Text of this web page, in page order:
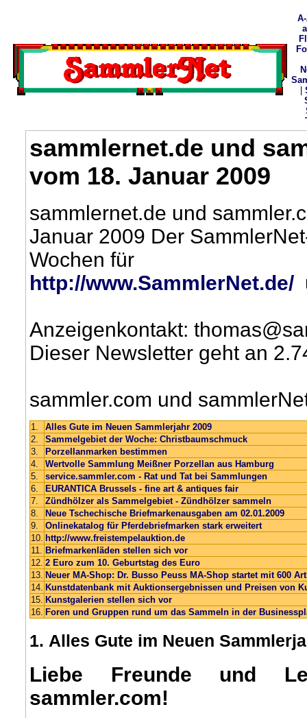
sammlernet.de und
vom 18. Januar 2009
sammlernet.de und
Januar 2009 Der
Wochen für
http://www.SammlerNet.de/
Anzeigenkontakt:
Dieser Newsletter geht an
sammler.com und
1.
Alles Gute im Neuen Sammlerjahr 2009
2.
Sammelgebiet der Woche: Christbaumschmuck
3.
Porzellanmarken bestimmen
4.
Wertvolle Sammlung Meißner Porzellan aus Hamburg
5.
service.sammler.com - Rat und Tat bei Sammlungen
6.
EURANTICA Brussels - fine art & antiques fair
7.
Zündhölzer als Sammelgebiet - Zündhölzer sammeln
8.
Neue Tschechische Briefmarkenausgaben am 02.01.2009
9.
Onlinekatalog für Pferdebriefmarken stark erweitert
10. http://www.freistempelauktion.de
11. Briefmarkenläden stellen sich vor
12. 2 Euro zum 10. Geburtstag des Euro
13. Neuer MA-Shop: Dr. Busso Peuss MA-Shop startet mit 600
14. Kunstdatenbank mit Auktionsergebnissen und Preisen von
15. Kunstgalerien stellen sich vor
16. Foren und Gruppen rund um das Sammeln in der
1. Alles Gute im Neuen
Liebe Freunde und
sammler.com!